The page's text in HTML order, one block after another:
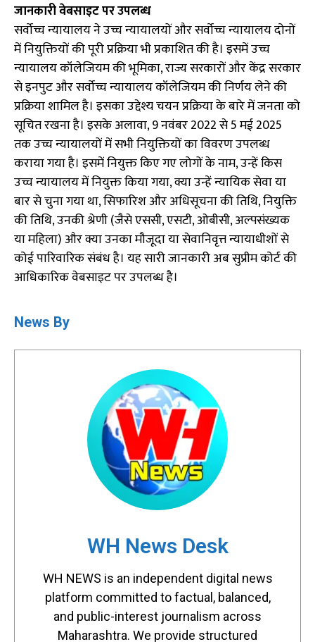
जानकारी वेबसाइट पर उपलब्ध
सर्वोच्च न्यायालय ने उच्च न्यायालयों और सर्वोच्च न्यायालय दोनों
में नियुक्तियों की पूरी प्रक्रिया भी प्रकाशित की है। इसमें उच्च
न्यायालय कॉलेजियम की भूमिका, राज्य सरकारों और केंद्र सरकार
से इनपुट और सर्वोच्च न्यायालय कॉलेजियम की निर्णय लेने की
प्रक्रिया शामिल है। इसका उद्देश्य चयन प्रक्रिया के बारे में जनता को
सूचित रखना है। इसके अलावा, 9 नवंबर 2022 से 5 मई 2025
तक उच्च न्यायालयों में सभी नियुक्तियों का विवरण उपलब्ध
कराया गया है। इसमें नियुक्त किए गए लोगों के नाम, उन्हें किस
उच्च न्यायालय में नियुक्त किया गया, क्या उन्हें न्यायिक सेवा या
बार से चुना गया था, सिफारिश और अधिसूचना की तिथि, नियुक्ति
की तिथि, उनकी श्रेणी (जैसे एससी, एसटी, ओबीसी, अल्पसंख्यक
या महिला) और क्या उनका मौजूदा या सेवानिवृत्त न्यायाधीशों से
कोई पारिवारिक संबंध है। यह सारी जानकारी अब सुप्रीम कोर्ट की
आधिकारिक वेबसाइट पर उपलब्ध है।
News By
WH News Desk
WH NEWS is an independent digital news
platform committed to factual, balanced,
and public-interest journalism across
Maharashtra. We provide structured